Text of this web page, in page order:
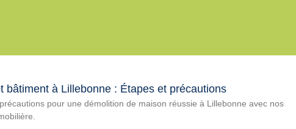
bâtiment à Lillebonne : Étapes et précautions
pour une démolition de maison réussie à Lillebonne avec nos